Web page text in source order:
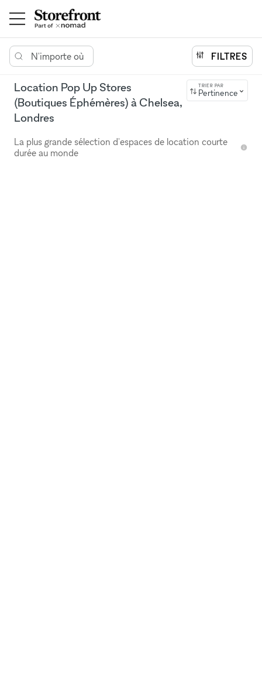
N'importe où FILTRES
Location Pop Up Stores
(Boutiques Éphémères) à Chelsea,
Londres
TRIER PAR
Pertinence
La plus grande sélection d'espaces de location courte
durée au monde